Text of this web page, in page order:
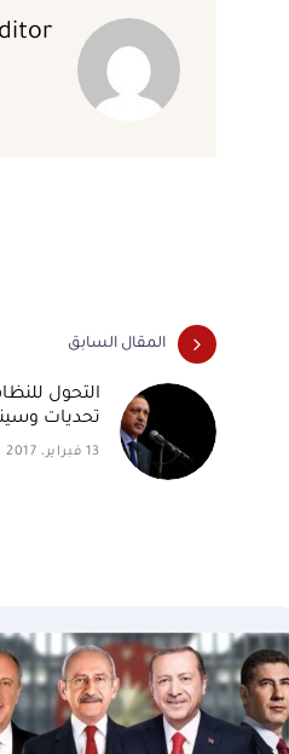
المقال السابق
التحول
تحديات
13 فبراير، 2017